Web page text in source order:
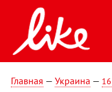
Главная — Украина —